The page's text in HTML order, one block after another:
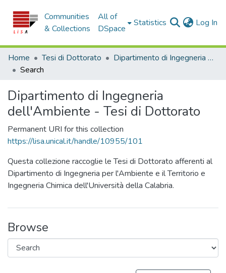
Communities
& Collections
All of
DSpace
Statistics Log In
Home Tesi di Dottorato
Dipartimento di Ingegneria dell'Ambiente - Tesi di Dottorato
Search
Dipartimento di Ingegneria
dell'Ambiente - Tesi di Dottorato
Permanent URI for this collection
https://lisa.unical.it/handle/10955/101
Questa collezione raccoglie le Tesi di Dottorato afferenti al
Dipartimento di Ingegneria per l'Ambiente e il Territorio e
Ingegneria Chimica dell'Università della Calabria.
Browse